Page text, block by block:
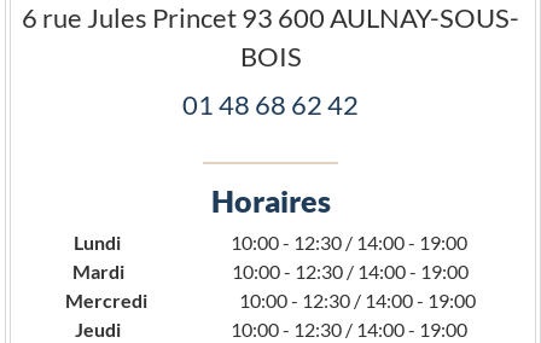
6 rue Jules Princet93 600AULNAY-SOUS-
BOIS
01 48 68 62 42
Horaires
Lundi
10:00 - 12:30 / 14:00 - 19:00
Mardi
10:00 - 12:30 / 14:00 - 19:00
Mercredi
10:00 - 12:30 / 14:00 - 19:00
Jeudi
10:00 - 12:30 / 14:00 - 19:00